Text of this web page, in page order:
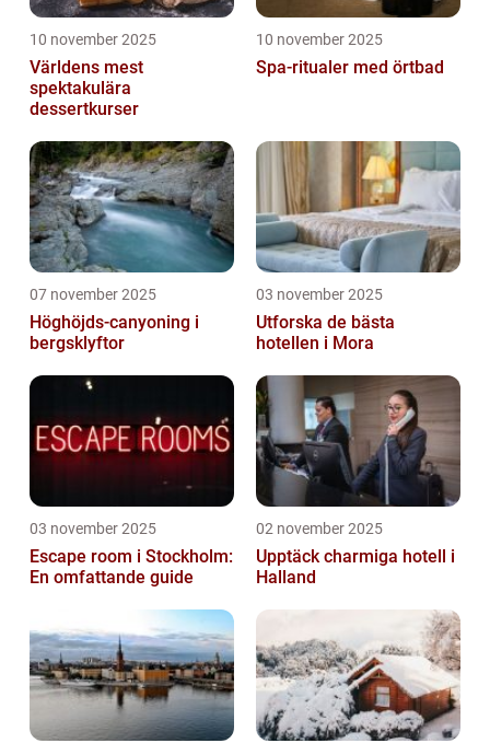
10 november 2025
Världens mest
spektakulära
dessertkurser
10 november 2025
Spa-ritualer med örtbad
07 november 2025
Höghöjds-canyoning i
bergsklyftor
03 november 2025
Utforska de bästa
hotellen i Mora
03 november 2025
Escape room i Stockholm:
En omfattande guide
02 november 2025
Upptäck charmiga hotell i
Halland